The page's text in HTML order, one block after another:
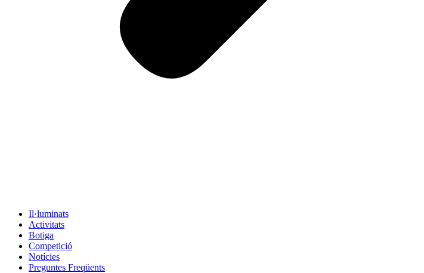
Il·luminats
Activitats
Botiga
Competició
Notícies
Preguntes Freqüents